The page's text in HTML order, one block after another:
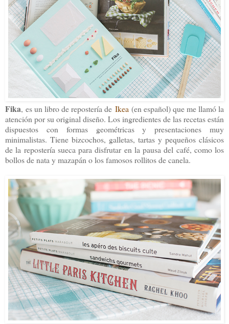
Fika,es un libro de repostería de Ikea (en español) que me llamó la
atención por su original diseño. Los ingredientes de las recetas están
dispuestos con formas geométricas y presentaciones muy
minimalistas. Tiene bizcochos, galletas, tartas y pequeños clásicos
de la repostería sueca para disfrutar en la pausa del café, como los
bollos de nata y mazapán o los famosos rollitos de canela.